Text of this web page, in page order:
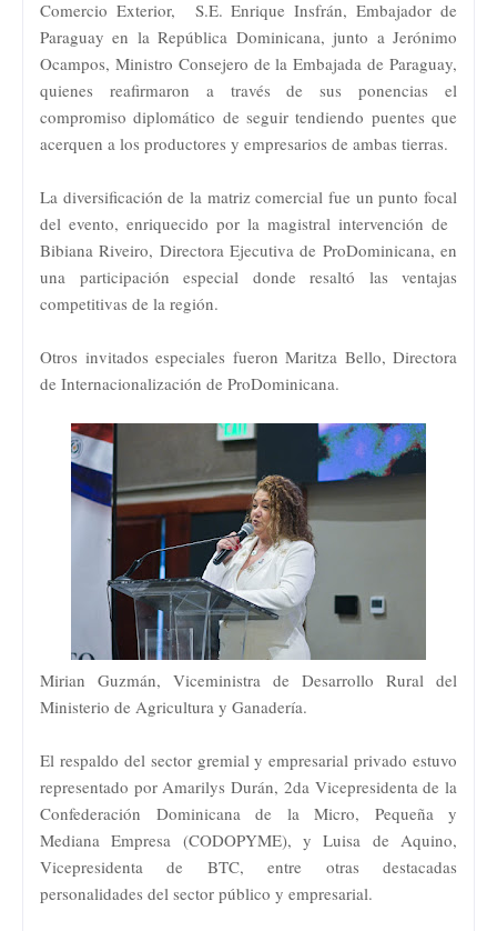
Comercio Exterior, ​S.E. Enrique Insfrán, Embajador de
Paraguay en la República Dominicana, junto a Jerónimo
Ocampos, Ministro Consejero de la Embajada de Paraguay,
quienes reafirmaron a través de sus ponencias el
compromiso diplomático de seguir tendiendo puentes que
acerquen a los productores y empresarios de ambas tierras.
​La diversificación de la matriz comercial fue un punto focal
del evento, enriquecido por la magistral intervención de
Bibiana Riveiro, Directora Ejecutiva de ProDominicana, en
una participación especial donde resaltó las ventajas
competitivas de la región.
Otros invitados especiales fueron Maritza Bello, Directora
de Internacionalización de ProDominicana.
​Mirian Guzmán, Viceministra de Desarrollo Rural del
Ministerio de Agricultura y Ganadería.
​El respaldo del sector gremial y empresarial privado estuvo
representado por Amarilys Durán, 2da Vicepresidenta de la
Confederación Dominicana de la Micro, Pequeña y
Mediana Empresa (CODOPYME), y Luisa de Aquino,
Vicepresidenta de BTC, entre otras destacadas
personalidades del sector público y empresarial.